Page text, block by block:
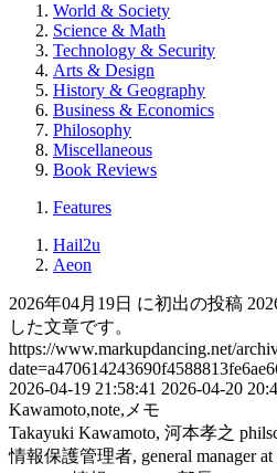
World & Society
Science & Math
Technology & Security
Arts & Design
History & Geography
Business & Economics
Philosophy
Miscellaneous
Book Reviews
Features
Hail2u
Aeon
2026年04月19日 に初出の投稿
した文章です。
https://www.markupdancing.net/
2026-04-19 21:58:41 2026-04-20
Kawamoto,note,メモ
Takayuki Kawamoto, 河本孝之
情報保護管理者, general manager at